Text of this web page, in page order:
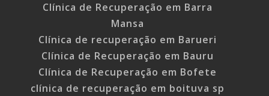
Clínica de Recuperação em Barra
Mansa
Clínica de recuperação em Barueri
Clínica de Recuperação em Bauru
Clínica de Recuperação em Bofete
clínica de recuperação em boituva sp